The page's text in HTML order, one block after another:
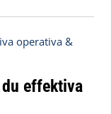
effektiva